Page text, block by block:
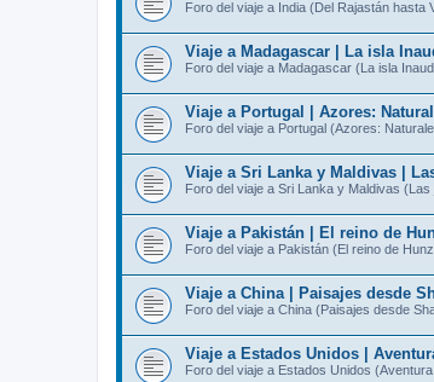
Foro del viaje a India (Del Rajastán hasta
Viaje a Madagascar | La isla
Foro del viaje a Madagascar (La isla
Viaje a Portugal | Azores:
Foro del viaje a Portugal (Azores:
Viaje a Sri Lanka y Maldivas |
Foro del viaje a Sri Lanka y Maldivas
Viaje a Pakistán | El reino de
Foro del viaje a Pakistán (El reino de
Viaje a China | Paisajes desde
Foro del viaje a China (Paisajes desde
Viaje a Estados Unidos |
Foro del viaje a Estados Unidos